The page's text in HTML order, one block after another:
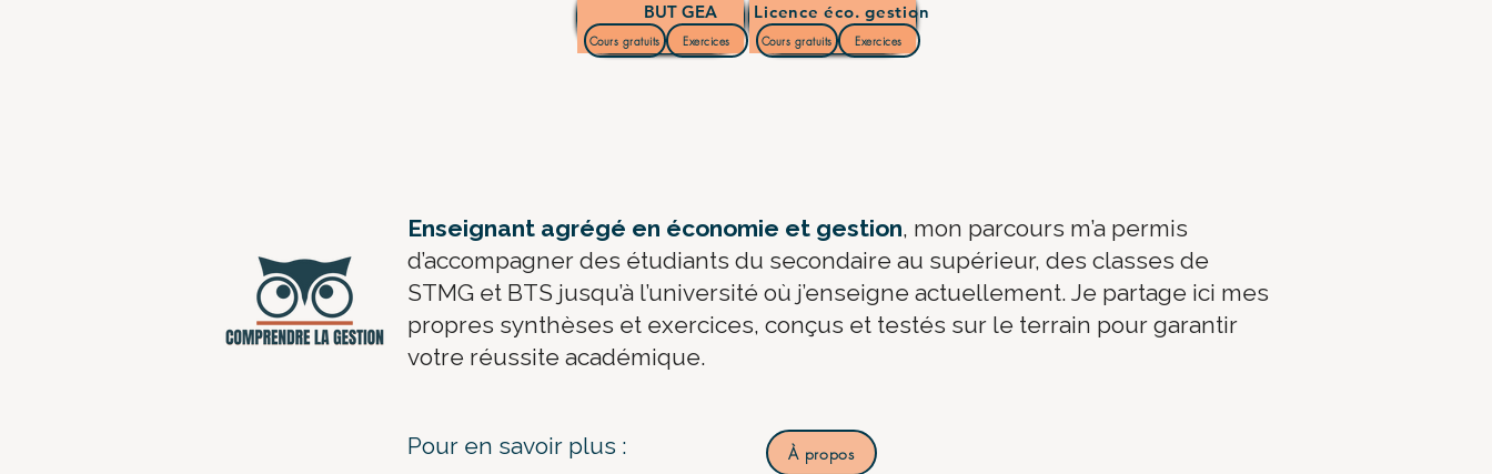
BUT GEA
Cours gratuits Exercices
Licence éco. gestion
Cours gratuits Exercices
​Enseignant agrégé en économie et gestion, mon parcours m’a permis
d’accompagner des étudiants du secondaire au supérieur, des classes de
STMG et BTS jusqu’à l’université où j’enseigne actuellement. Je partage ici mes
propres synthèses et exercices, conçus et testés sur le terrain pour garantir
votre réussite académique.
Pour en savoir plus : À propos